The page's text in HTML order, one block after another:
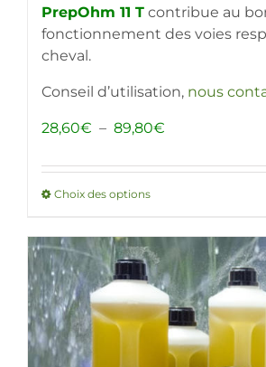
PrepOhm 11 T contribue au
fonctionnement des voies
cheval.
Conseil d’utilisation, nous
28,60€ – 89,80€
prix :
89,80€
Choix des optionsCe
a
plusieurs
variations.
Les
options
peuvent